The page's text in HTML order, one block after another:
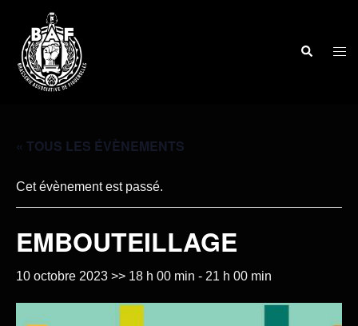
« TOUS LES ÉVÈNEMENTS
Cet évènement est passé.
EMBOUTEILLAGE
10 octobre 2023 >> 18 h 00 min - 21 h 00 min